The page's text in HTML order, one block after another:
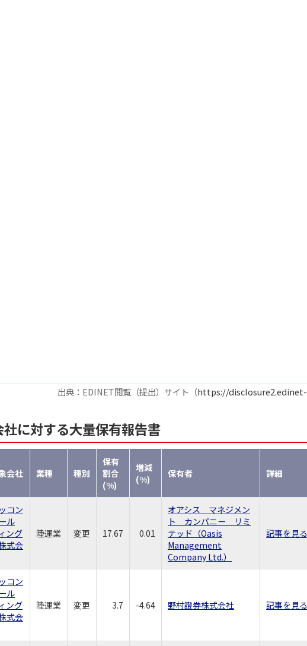
出典：EDINET閲覧（提出）サイト（https://
に対する大量保有報告書
会社 業種 種別
保有
割合
(%)
増減
(%)
保有者 詳細
コン
ル
ング
式会
陸運業 変更 17.67 0.01
オアシス マネジメン
ト カンパニー リミ
テッド（Oasis
Management
Company Ltd.）
記事を見る
コン
ル
ング
式会
陸運業 変更 3.7 -4.64 野村證券株式会社 記事を見る